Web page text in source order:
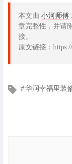
本文由 小河师傅
章完整性，并请
接。
原文链接：
文华润幸福里装